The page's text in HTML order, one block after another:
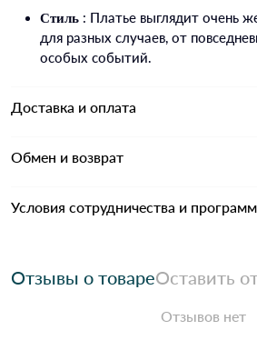
Стиль : Платье выглядит очень
для разных случаев, от
особых событий.
Доставка и оплата
Обмен и возврат
Условия сотрудничества и
Отзывы о товареОставить
Отзывов нет